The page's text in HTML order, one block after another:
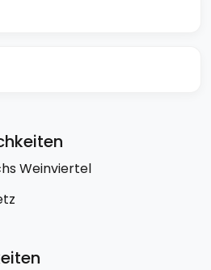
Weinviertel